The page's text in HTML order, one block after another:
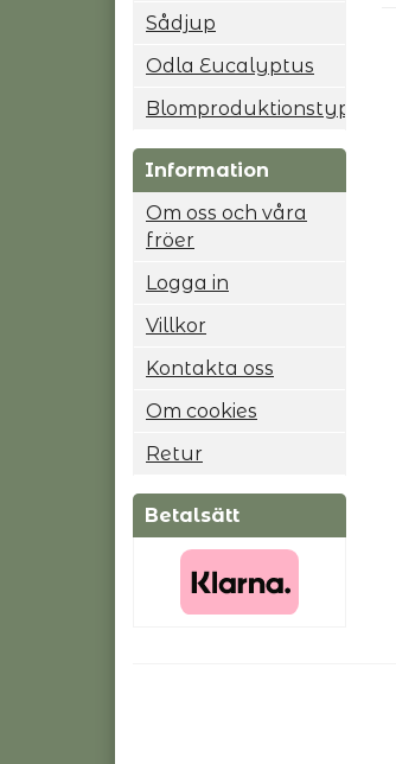
Sådjup
Odla Eucalyptus
Blomproduktionstyp
Information
Om oss och våra
fröer
Logga in
Villkor
Kontakta oss
Om cookies
Retur
Betalsätt